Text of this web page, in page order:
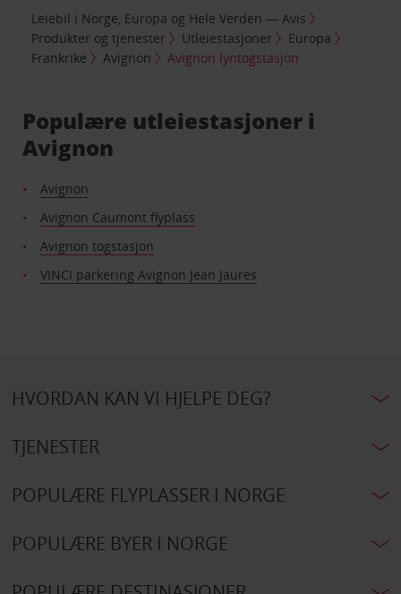
Leiebil i Norge, Europa og Hele Verden — Avis
Produkter og tjenester
Utleiestasjoner
Europa
Frankrike
Avignon Avignon lyntogstasjon
Populære utleiestasjoner i
Avignon
Avignon
Avignon Caumont flyplass
Avignon togstasjon
VINCI parkering Avignon Jean Jaures
HVORDAN KAN VI HJELPE DEG?
TJENESTER
POPULÆRE FLYPLASSER I NORGE
POPULÆRE BYER I NORGE